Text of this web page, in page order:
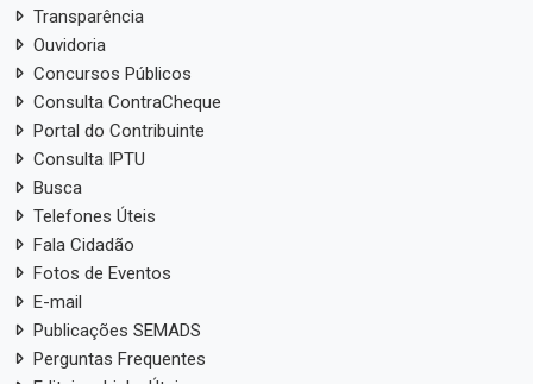
Transparência
Ouvidoria
Concursos Públicos
Consulta ContraCheque
Portal do Contribuinte
Consulta IPTU
Busca
Telefones Úteis
Fala Cidadão
Fotos de Eventos
E-mail
Publicações SEMADS
Perguntas Frequentes